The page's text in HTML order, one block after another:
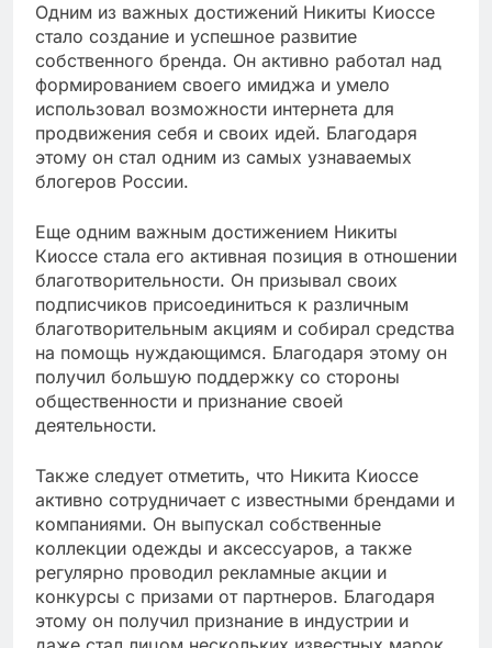
Одним из важных достижений Никиты Киоссе
стало создание и успешное развитие
собственного бренда. Он активно работал над
формированием своего имиджа и умело
использовал возможности интернета для
продвижения себя и своих идей. Благодаря
этому он стал одним из самых узнаваемых
блогеров России.
Еще одним важным достижением Никиты
Киоссе стала его активная позиция в отношении
благотворительности. Он призывал своих
подписчиков присоединиться к различным
благотворительным акциям и собирал средства
на помощь нуждающимся. Благодаря этому он
получил большую поддержку со стороны
общественности и признание своей
деятельности.
Также следует отметить, что Никита Киоссе
активно сотрудничает с известными брендами и
компаниями. Он выпускал собственные
коллекции одежды и аксессуаров, а также
регулярно проводил рекламные акции и
конкурсы с призами от партнеров. Благодаря
этому он получил признание в индустрии и